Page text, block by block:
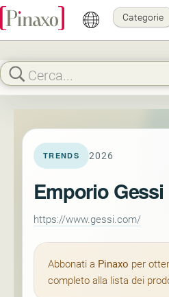
Modalità
Categorie
TRENDS 2026
Emporio Gessi
https://www.gessi.com/
Abbonati a Pinaxo per
completo alla lista dei